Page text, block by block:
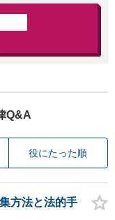
Q&A
役にたった順
方法と法的手